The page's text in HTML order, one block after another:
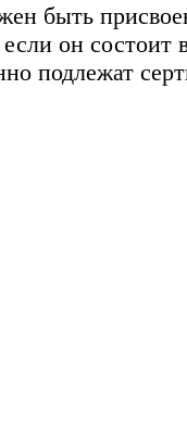
быть
он состоит
подлежат